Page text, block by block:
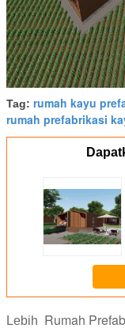
Tag: rumah kayu
rumah prefabrikasi
Lebih Rumah